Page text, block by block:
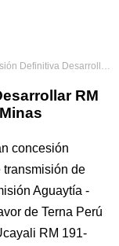
RM 191-2020-MINEM/DM Energia y Minas
RM
concesión
de
Aguaytía -
de Terna Perú
RM 191-